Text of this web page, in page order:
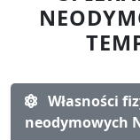
Własności
neodymowych